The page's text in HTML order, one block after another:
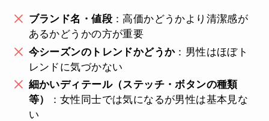
ブランド名・値段：高価かどうかより清潔感が
あるかどうかの方が重要
今シーズンのトレンドかどうか：男性はほぼト
レンドに気づかない
細かいディテール（ステッチ・ボタンの種類
等）
：女性同士では気になるが男性は基本見な
い